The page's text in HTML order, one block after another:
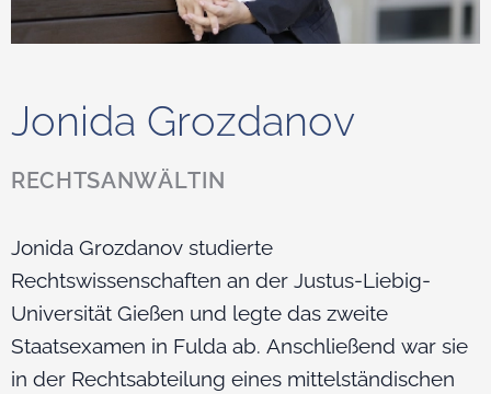
Jonida Grozdanov
RECHTSANWÄLTIN
Jonida Grozdanov studierte
Rechtswissenschaften an der Justus-Liebig-
Universität Gießen und legte das zweite
Staatsexamen in Fulda ab. Anschließend war sie
in der Rechtsabteilung eines mittelständischen